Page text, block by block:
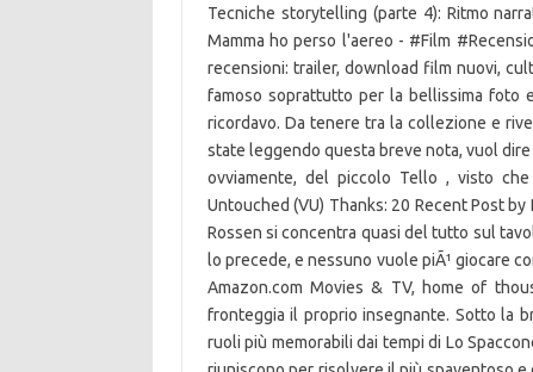
Tecniche storytelling (parte 4): Ritmo
Mamma ho perso l'aereo - #Film
recensioni: trailer, download film nuovi,
famoso soprattutto per la bellissima foto
ricordavo. Da tenere tra la collezione e
state leggendo questa breve nota, vuol
ovviamente, del piccolo Tello , visto
Untouched (VU) Thanks: 20 Recent Post
Rossen si concentra quasi del tutto sul
lo precede, e nessuno vuole piÃ¹ giocare
Amazon.com Movies & TV, home of
fronteggia il proprio insegnante. Sotto la
ruoli più memorabili dai tempi di Lo